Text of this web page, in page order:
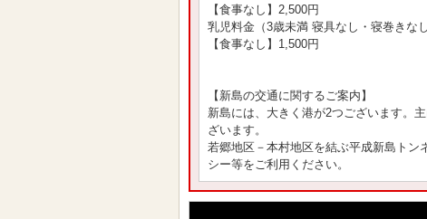
【食事なし】2,500円
乳児料金（3歳未満 寝具なし・寝巻きなし
【食事なし】1,500円
【新島の交通に関するご案内】
新島には、大きく港が2つございます。
ざいます。
若郷地区－本村地区を結ぶ平成新島トン
シー等をご利用ください。